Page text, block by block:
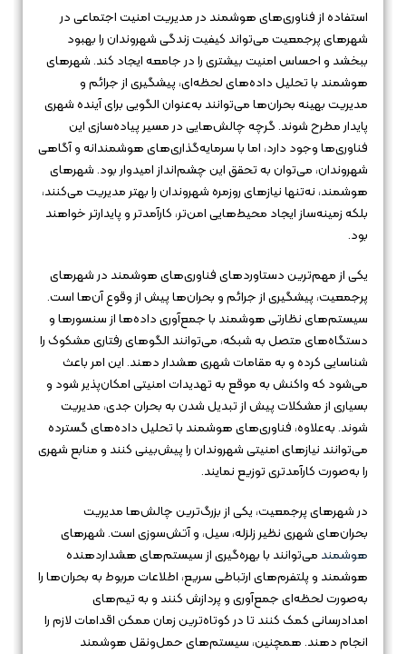
استفاده از فناوری‌های هوشمند در مدیریت امنیت اجتماعی در
شهرهای پرجمعیت می‌تواند کیفیت زندگی شهروندان را بهبود
ببخشد و احساس امنیت بیشتری را در جامعه ایجاد کند. شهرهای
هوشمند با تحلیل داده‌های لحظه‌ای، پیشگیری از جرائم و
مدیریت بهینه بحران‌ها می‌توانند به‌عنوان الگویی برای آینده شهری
پایدار مطرح شوند. گرچه چالش‌هایی در مسیر پیاده‌سازی این
فناوری‌ها وجود دارد، اما با سرمایه‌گذاری‌های هوشمندانه و آگاهی
شهروندان، می‌توان به تحقق این چشم‌انداز امیدوار بود. شهرهای
هوشمند، نه‌تنها نیازهای روزمره شهروندان را بهتر مدیریت می‌کنند،
بلکه زمینه‌ساز ایجاد محیط‌هایی امن‌تر، کارآمدتر و پایدارتر خواهند
بود.
یکی از مهم‌ترین دستاوردهای فناوری‌های هوشمند در شهرهای
پرجمعیت، پیشگیری از جرائم و بحران‌ها پیش از وقوع آن‌ها است.
سیستم‌های نظارتی هوشمند با جمع‌آوری داده‌ها از سنسورها و
دستگاه‌های متصل به شبکه، می‌توانند الگوهای رفتاری مشکوک را
شناسایی کرده و به مقامات شهری هشدار دهند. این امر باعث
می‌شود که واکنش به موقع به تهدیدات امنیتی امکان‌پذیر شود و
بسیاری از مشکلات پیش از تبدیل شدن به بحران جدی، مدیریت
شوند. به‌علاوه، فناوری‌های هوشمند با تحلیل داده‌های گسترده
می‌توانند نیازهای امنیتی شهروندان را پیش‌بینی کنند و منابع شهری
را به‌صورت کارآمدتری توزیع نمایند.
در شهرهای پرجمعیت، یکی از بزرگ‌ترین چالش‌ها مدیریت
بحران‌های شهری نظیر زلزله، سیل، و آتش‌سوزی است. شهرهای
هوشمند می‌توانند با بهره‌گیری از سیستم‌های هشداردهنده
هوشمند و پلتفرم‌های ارتباطی سریع، اطلاعات مربوط به بحران‌ها را
به‌صورت لحظه‌ای جمع‌آوری و پردازش کنند و به تیم‌های
امدادرسانی کمک کنند تا در کوتاه‌ترین زمان ممکن اقدامات لازم را
انجام دهند. همچنین، سیستم‌های حمل‌ونقل هوشمند